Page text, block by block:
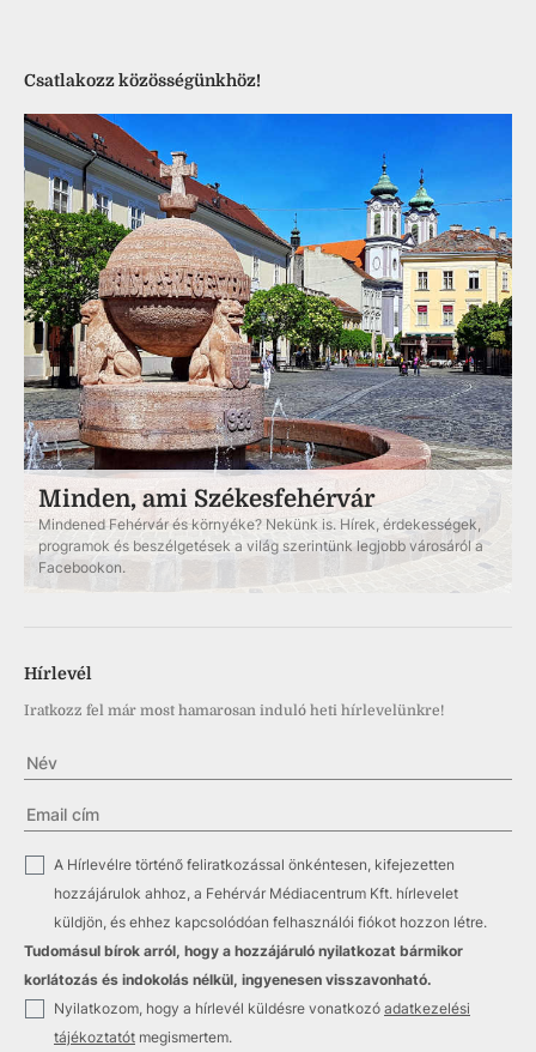
Csatlakozz közösségünkhöz!
Minden, ami Székesfehérvár
Mindened Fehérvár és környéke? Nekünk is. Hírek, érdekességek,
programok és beszélgetések a világ szerintünk legjobb városáról a
Facebookon.
Hírlevél
Iratkozz fel már most hamarosan induló heti hírlevelünkre!
✓
A Hírlevélre történő feliratkozással önkéntesen, kifejezetten
hozzájárulok ahhoz, a Fehérvár Médiacentrum Kft. hírlevelet
küldjön, és ehhez kapcsolódóan felhasználói fiókot hozzon létre.
Tudomásul bírok arról, hogy a hozzájáruló nyilatkozat bármikor
korlátozás és indokolás nélkül, ingyenesen visszavonható.
✓ Nyilatkozom, hogy a hírlevél küldésre vonatkozó adatkezelési
tájékoztatót megismertem.